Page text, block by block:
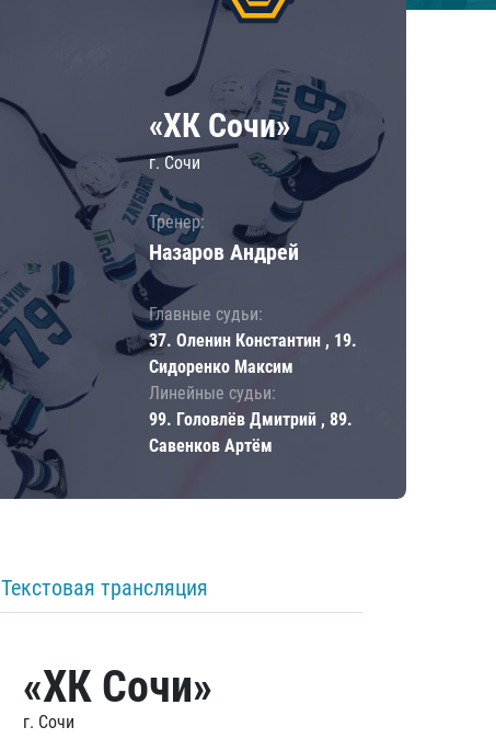
«ХК Сочи»
г. Сочи
Тренер:
Назаров Андрей
Главные судьи:
37. Оленин Константин , 19.
Сидоренко Максим
Линейные судьи:
99. Головлёв Дмитрий , 89.
Савенков Артём
Текстовая трансляция
«ХК Сочи»
г. Сочи